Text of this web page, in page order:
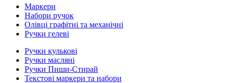
Маркери
Набори ручок
Олівці графітні та механічні
Ручки гелеві
Ручки кулькові
Ручки масляні
Ручки Пиши-Стирай
Текстові маркери та набори